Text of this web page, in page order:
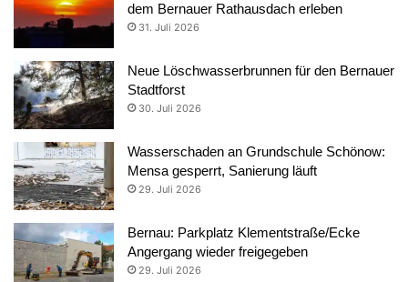
dem Bernauer Rathausdach erleben
31. Juli 2026
Neue Löschwasserbrunnen für den Bernauer
Stadtforst
30. Juli 2026
Wasserschaden an Grundschule Schönow:
Mensa gesperrt, Sanierung läuft
29. Juli 2026
Bernau: Parkplatz Klementstraße/Ecke
Angergang wieder freigegeben
29. Juli 2026